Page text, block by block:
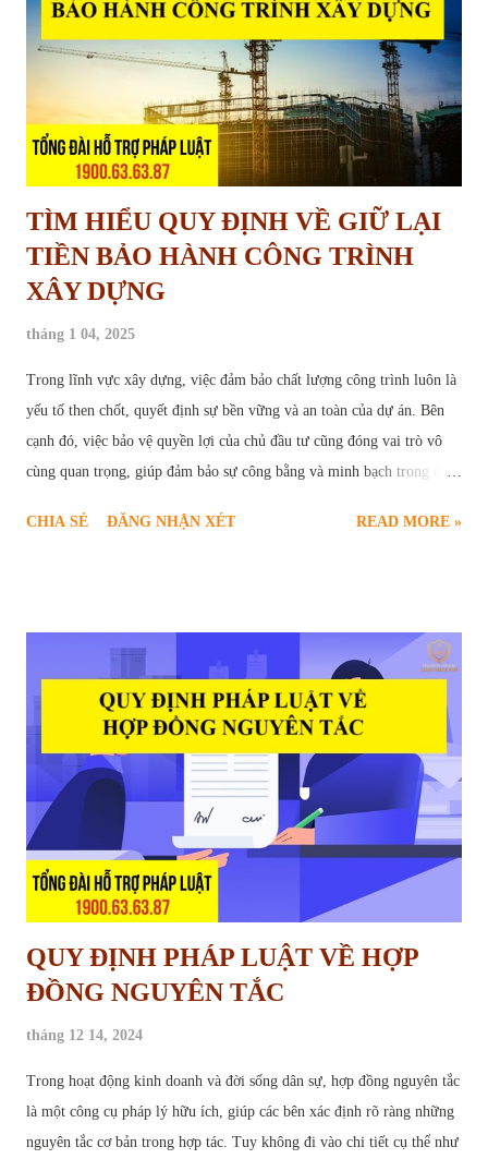
hoạch sử dụng đất, dự kiến thực hiện dự án nhưng trong nhiều năm
không được triển khai trên thực tế, dẫn đến việc đất rơi vào tình trạng
“chờ đợi”, không được sử dụng đúng mục...
TÌM HIỂU QUY ĐỊNH VỀ GIỮ LẠI
TIỀN BẢO HÀNH CÔNG TRÌNH
XÂY DỰNG
tháng 1 04, 2025
Trong lĩnh vực xây dựng, việc đảm bảo chất lượng công trình luôn là
yếu tố then chốt, quyết định sự bền vững và an toàn của dự án. Bên
cạnh đó, việc bảo vệ quyền lợi của chủ đầu tư cũng đóng vai trò vô
cùng quan trọng, giúp đảm bảo sự công bằng và minh bạch trong quá
thành một điều khoản phổ biến, được quy định rõ ràng trong các hợp
và toàn diện về quy định giữ lại tiền bảo hành công trình xây dựng.
Khi nào được giữ tiền bảo hành nhà ở của nhà thầu Mục Đích Giữ Lại
Tiền Bảo Hành Công Trình Tiền bảo hành công trình, về bản chất, là
sau khi công trình hoàn thành. Khoản tiền này đóng vai trò như một
"cam kết" từ phía nhà t...
CHIA SẺ ĐĂNG NHẬN XÉT READ MORE »
QUY ĐỊNH PHÁP LUẬT VỀ HỢP
ĐỒNG NGUYÊN TẮC
tháng 12 14, 2024
Trong hoạt động kinh doanh và đời sống dân sự, hợp đồng nguyên tắc
là một công cụ pháp lý hữu ích, giúp các bên xác định rõ ràng những
nguyên tắc cơ bản trong hợp tác. Tuy không đi vào chi tiết cụ thể như